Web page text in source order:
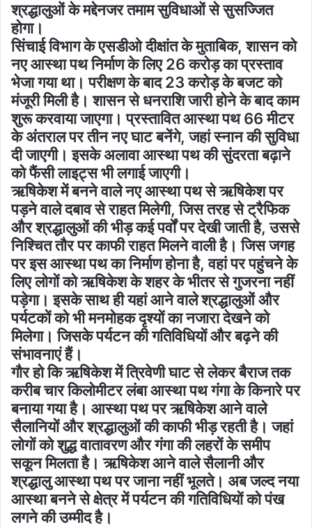
श्रद्धालुओं के मद्देनजर तमाम सुविधाओं से सुसज्जित
होगा।
सिंचाई विभाग के एसडीओ दीक्षांत के मुताबिक, शासन को
नए आस्था पथ निर्माण के लिए 26 करोड़ का प्रस्ताव
भेजा गया था। परीक्षण के बाद 23 करोड़ के बजट को
मंजूरी मिली है। शासन से धनराशि जारी होने के बाद काम
शुरू करवाया जाएगा। प्रस्तावित आस्था पथ 66 मीटर
के अंतराल पर तीन नए घाट बनेंगे, जहां स्नान की सुविधा
दी जाएगी। इसके अलावा आस्था पथ की सुंदरता बढ़ाने
को फैंसी लाइट्स भी लगाई जाएगी।
ऋषिकेश में बनने वाले नए आस्था पथ से ऋषिकेश पर
पड़ने वाले दबाव से राहत मिलेगी, जिस तरह से ट्रैफिक
और श्रद्धालुओं की भीड़ कई पर्वों पर देखी जाती है, उससे
निश्चित तौर पर काफी राहत मिलने वाली है। जिस जगह
पर इस आस्था पथ का निर्माण होना है, वहां पर पहुंचने के
लिए लोगों को ऋषिकेश के शहर के भीतर से गुजरना नहीं
पड़ेगा। इसके साथ ही यहां आने वाले श्रद्धालुओं और
पर्यटकों को भी मनमोहक दृश्यों का नजारा देखने को
मिलेगा। जिसके पर्यटन की गतिविधियों और बढ़ने की
संभावनाएं हैं।
गौर हो कि ऋषिकेश में त्रिवेणी घाट से लेकर बैराज तक
करीब चार किलोमीटर लंबा आस्था पथ गंगा के किनारे पर
बनाया गया है। आस्था पथ पर ऋषिकेश आने वाले
सैलानियों और श्रद्धालुओं की काफी भीड़ रहती है। जहां
लोगों को शुद्ध वातावरण और गंगा की लहरों के समीप
सकून मिलता है। ऋषिकेश आने वाले सैलानी और
श्रद्धालु आस्था पथ पर जाना नहीं भूलते। अब जल्द नया
आस्था बनने से क्षेत्र में पर्यटन की गतिविधियों को पंख
लगने की उम्मीद है।